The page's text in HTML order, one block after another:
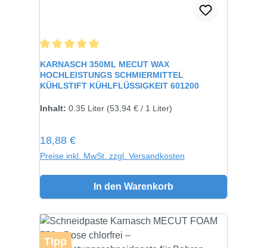
KARNASCH 350ML MECUT WAX
HOCHLEISTUNGS SCHMIERMITTEL
KÜHLSTIFT KÜHLFLÜSSIGKEIT 601200
Inhalt: 0.35 Liter (53,94 € / 1 Liter)
Regulärer Preis:
18,88 €
Preise inkl. MwSt. zzgl. Versandkosten
In den Warenkorb
Tipp